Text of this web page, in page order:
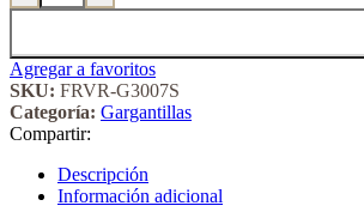
Agregar a favoritos
SKU: FRVR-G3007S
Categoría: Gargantillas
Compartir:
Descripción
Información adicional